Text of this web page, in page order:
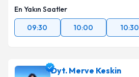
En Yakın Saatler
09:30
10:00 10:30
Dyt. Merve Keskin